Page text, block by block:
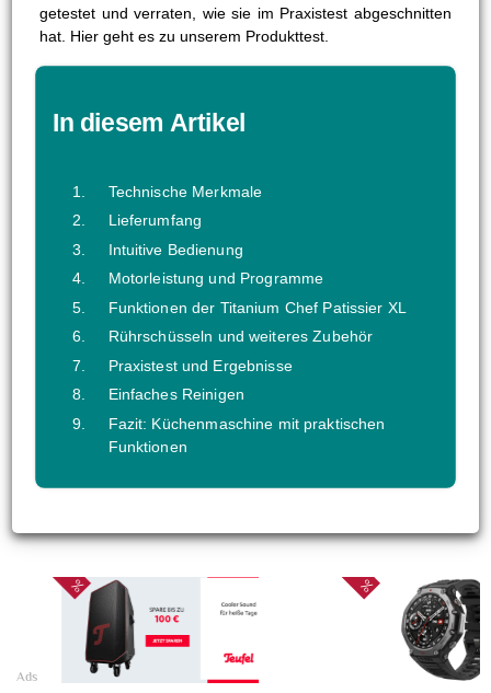
getestet und verraten, wie sie im Praxistest abgeschnitten
hat. Hier geht es zu unserem Produkttest.
In diesem Artikel
Technische Merkmale
Lieferumfang
Intuitive Bedienung
Motorleistung und Programme
Funktionen der Titanium Chef Patissier XL
Rührschüsseln und weiteres Zubehör
Praxistest und Ergebnisse
Einfaches Reinigen
Fazit: Küchenmaschine mit praktischen
Funktionen
Ads